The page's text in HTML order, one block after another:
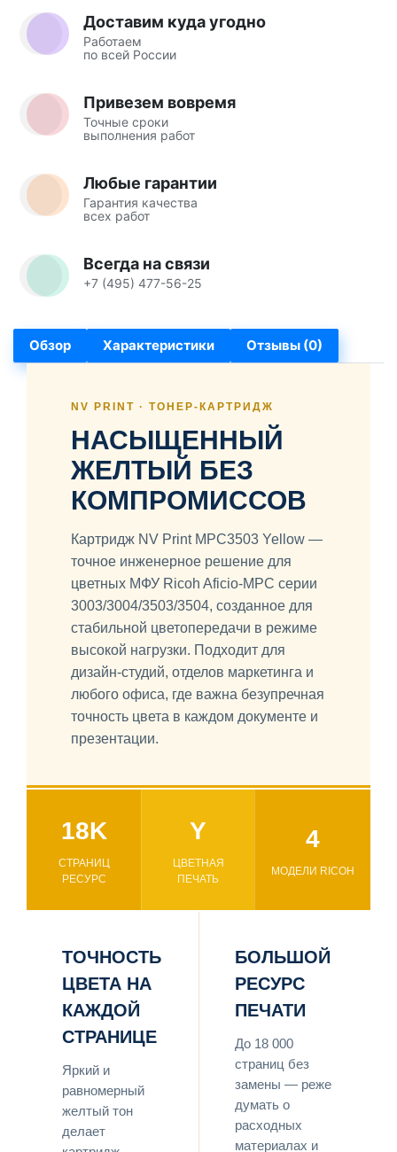
Доставим куда угодно
Работаем
по всей России
Привезем вовремя
Точные сроки
выполнения работ
Любые гарантии
Гарантия качества
всех работ
Всегда на связи
+7 (495) 477-56-25
Обзор Характеристики Отзывы (0)
NV PRINT · ТОНЕР-КАРТРИДЖ
НАСЫЩЕННЫЙ
ЖЕЛТЫЙ БЕЗ
КОМПРОМИССОВ
Картридж NV Print MPC3503 Yellow —
точное инженерное решение для
цветных МФУ Ricoh Aficio-MPC серии
3003/3004/3503/3504, созданное для
стабильной цветопередачи в режиме
высокой нагрузки. Подходит для
дизайн-студий, отделов маркетинга и
любого офиса, где важна безупречная
точность цвета в каждом документе и
презентации.
18K
СТРАНИЦ
РЕСУРС
Y
ЦВЕТНАЯ
ПЕЧАТЬ
4
МОДЕЛИ RICOH
ТОЧНОСТЬ
ЦВЕТА НА
КАЖДОЙ
СТРАНИЦЕ
Яркий и
равномерный
желтый тон
делает
БОЛЬШОЙ
РЕСУРС
ПЕЧАТИ
До 18 000
страниц без
замены — реже
думать о
расходных
материалах и